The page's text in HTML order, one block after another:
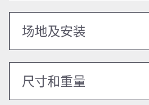
场地及安装
尺寸和重量